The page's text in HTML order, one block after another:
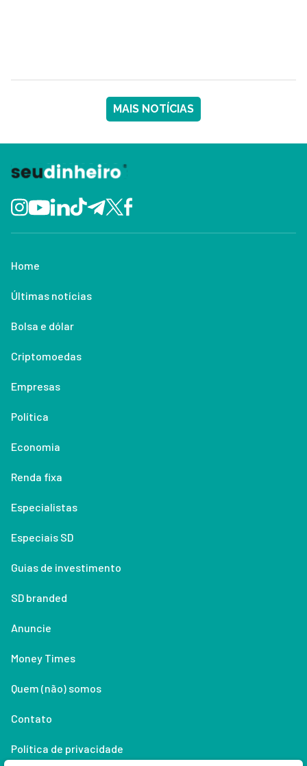
MAIS NOTÍCIAS
Home
Últimas notícias
Bolsa e dólar
Criptomoedas
Empresas
Política
Economia
Renda fixa
Especialistas
Especiais SD
Guias de investimento
SD branded
Anuncie
Money Times
Quem (não) somos
Contato
Política de privacidade